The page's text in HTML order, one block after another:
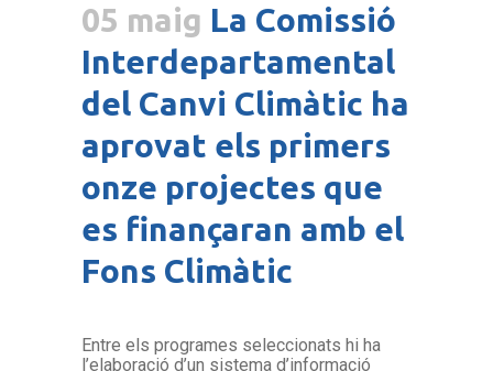
05 maig La Comissió
Interdepartamental
del Canvi Climàtic ha
aprovat els primers
onze projectes que
es finançaran amb el
Fons Climàtic
Entre els programes seleccionats hi ha
l’elaboració d’un sistema d’informació